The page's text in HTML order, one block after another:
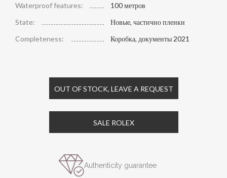
Waterproof features:
100 метров
State:
Новые, частично пленки
Completeness:
Коробка, документы 2021
OUT OF STOCK, LEAVE A REQUEST
SALE ROLEX
Authenticity guarantee